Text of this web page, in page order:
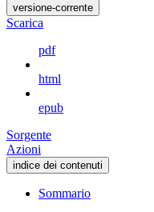
versione-corrente
Scarica
pdf
html
epub
Sorgente
Azioni
indice dei contenuti
Sommario